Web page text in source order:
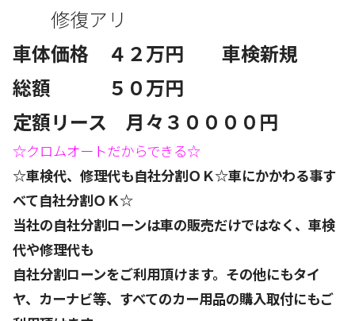
修復アリ
車体価格 ４２万円 車検新規
総額 ５０万円
定額リース 月々３０ ０００円
☆クロムオートだからできる☆
☆車検代、修理代も自社分割ＯＫ☆車にかかわる事す
べて自社分割ＯＫ☆
当社の自社分割ローンは車の販売だけではなく、車検
代や修理代も
自社分割ローンをご利用頂けます。その他にもタイ
ヤ、カーナビ等、すべてのカー用品の購入取付にもご